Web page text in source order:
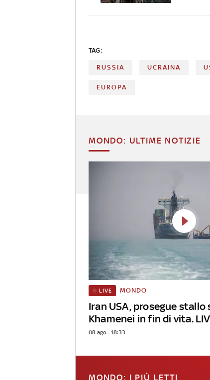
TAG:
RUSSIA UCRAINA
EUROPA
MONDO: ULTIME NOTIZIE
Iran USA, prosegue stallo
Khamenei in fin di vita.
LIVE MONDO
08 ago - 18:33
MONDO: I PIÙ LETTI